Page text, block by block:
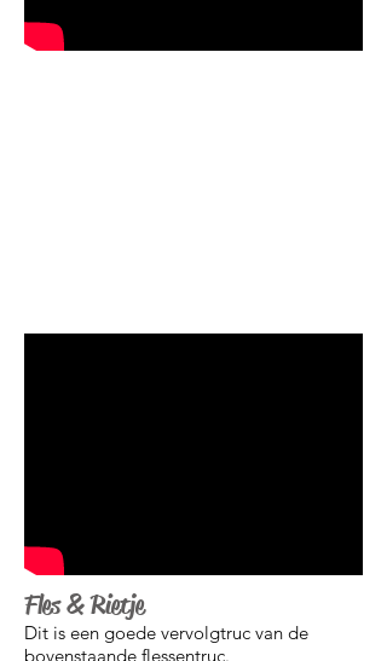
Fles & Rietje
Dit is een goede vervolgtruc van de
bovenstaande flessentruc.